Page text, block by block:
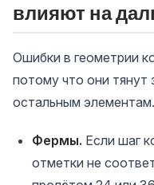
влияют на
Ошибки в геометрии
потому что они
остальным элементам.
Фермы. Если шаг
отметки не